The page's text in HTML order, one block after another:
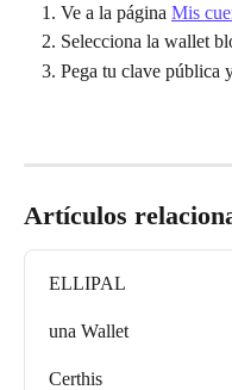
Ve a la página Mis
Selecciona la wallet
Pega tu clave pública
Artículos
ELLIPAL
una Wallet
Certhis